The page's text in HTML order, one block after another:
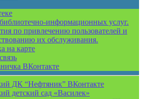
информационных услуг.
по привлечению пользователей и
их обслуживания.
на карте
ВКонтакте
ДК “Нефтяник” ВКонтакте
детский сад «Василек»